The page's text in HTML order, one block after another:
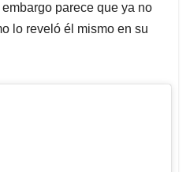
parece que ya no
lo reveló él mismo en su